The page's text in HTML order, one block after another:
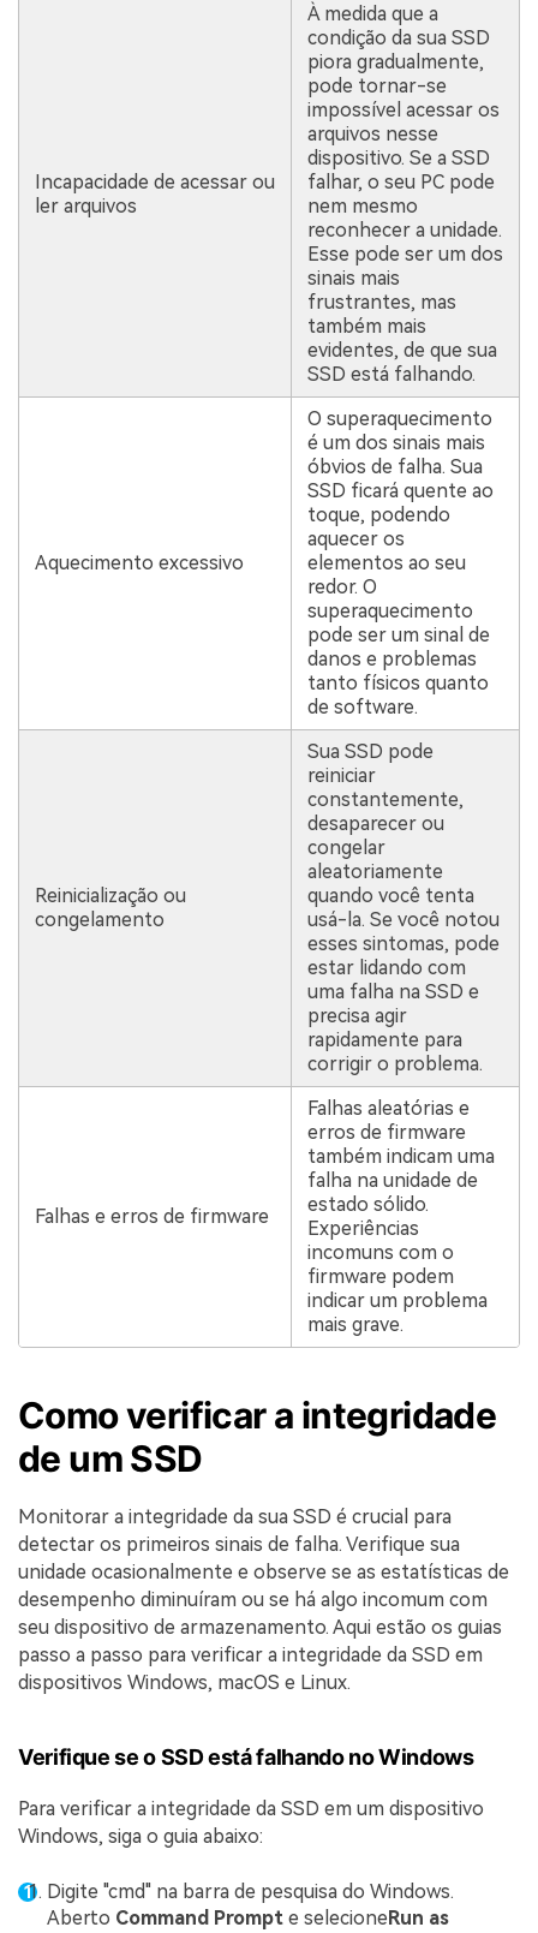
Incapacidade de acessar ou
ler arquivos
À medida que a
condição da sua SSD
piora gradualmente,
pode tornar-se
impossível acessar os
arquivos nesse
dispositivo. Se a SSD
falhar, o seu PC pode
nem mesmo
reconhecer a unidade.
Esse pode ser um dos
sinais mais
frustrantes, mas
também mais
evidentes, de que sua
SSD está falhando.
Aquecimento excessivo
O superaquecimento
é um dos sinais mais
óbvios de falha. Sua
SSD ficará quente ao
toque, podendo
aquecer os
elementos ao seu
redor. O
superaquecimento
pode ser um sinal de
danos e problemas
tanto físicos quanto
de software.
Reinicialização ou
congelamento
Sua SSD pode
reiniciar
constantemente,
desaparecer ou
congelar
aleatoriamente
quando você tenta
usá-la. Se você notou
esses sintomas, pode
estar lidando com
uma falha na SSD e
precisa agir
rapidamente para
corrigir o problema.
Falhas e erros de firmware
Falhas aleatórias e
erros de firmware
também indicam uma
falha na unidade de
estado sólido.
Experiências
incomuns com o
firmware podem
indicar um problema
mais grave.
Como verificar a integridade
de um SSD
Monitorar a integridade da sua SSD é crucial para
detectar os primeiros sinais de falha. Verifique sua
unidade ocasionalmente e observe se as estatísticas de
desempenho diminuíram ou se há algo incomum com
seu dispositivo de armazenamento. Aqui estão os guias
passo a passo para verificar a integridade da SSD em
dispositivos Windows, macOS e Linux.
Verifique se o SSD está falhando no Windows
Para verificar a integridade da SSD em um dispositivo
Windows, siga o guia abaixo:
Digite "cmd" na barra de pesquisa do Windows.
Aberto Command Prompt e selecione Run as